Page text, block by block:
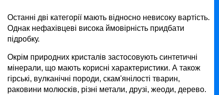
Останні дві категорії мають відносно невисоку вартість.
Однак нефахівцеві висока ймовірність придбати
підробку.
Окрім природних кристалів застосовують синтетичні
мінерали, що мають корисні характеристики. А також
гірські, вулканічні породи, скам'янілості тварин,
раковини молюсків, різні метали, друзі, жеоди, дерево.